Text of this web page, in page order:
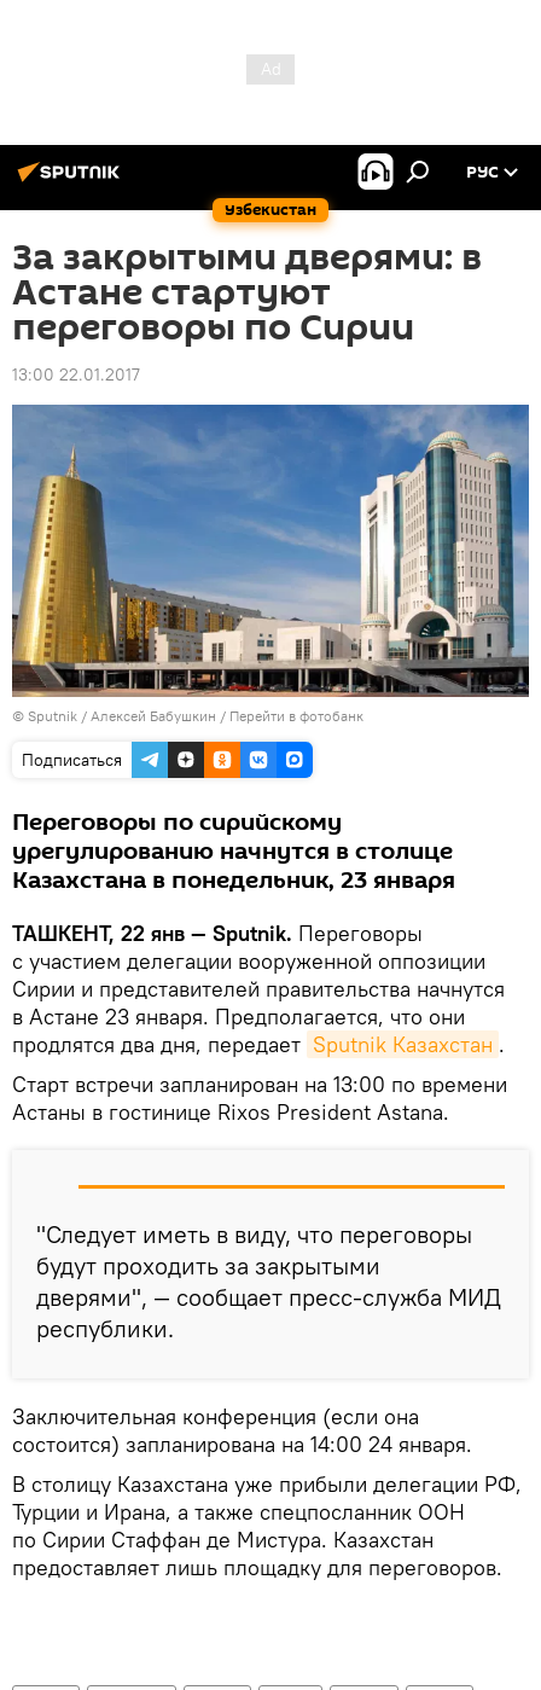
Узбекистан
РУС
За закрытыми дверями: в
Астане стартуют
переговоры по Сирии
13:00 22.01.2017
© Sputnik / Алексей Бабушкин / Перейти в фотобанк
Подписаться
Переговоры по сирийскому
урегулированию начнутся в столице
Казахстана в понедельник, 23 января
ТАШКЕНТ, 22 янв — Sputnik. Переговоры
с участием делегации вооруженной оппозиции
Сирии и представителей правительства начнутся
в Астане 23 января. Предполагается, что они
продлятся два дня, передает Sputnik Казахстан .
Старт встречи запланирован на 13:00 по времени
Астаны в гостинице Rixos President Astana.
"Следует иметь в виду, что переговоры
будут проходить за закрытыми
дверями", — сообщает пресс-служба МИД
республики.
Заключительная конференция (если она
состоится) запланирована на 14:00 24 января.
В столицу Казахстана уже прибыли делегации РФ,
Турции и Ирана, а также спецпосланник ООН
по Сирии Стаффан де Мистура. Казахстан
предоставляет лишь площадку для переговоров.